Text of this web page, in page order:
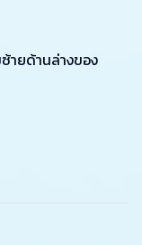
ายด้านล่างของ